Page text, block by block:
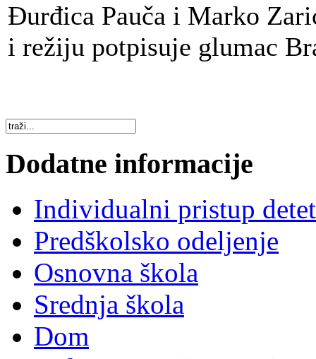
Đurđica Pauča i Marko
i režiju potpisuje glumac
Dodatne informacije
Individualni pristup
Predškolsko odeljenje
Osnovna škola
Srednja škola
Dom